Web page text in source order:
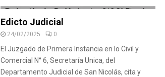
Edicto Judicial
24/02/2025 0
El Juzgado de Primera Instancia en lo Civil y
Comercial N° 6, Secretaría Unica, del
Departamento Judicial de San Nicolás, cita y